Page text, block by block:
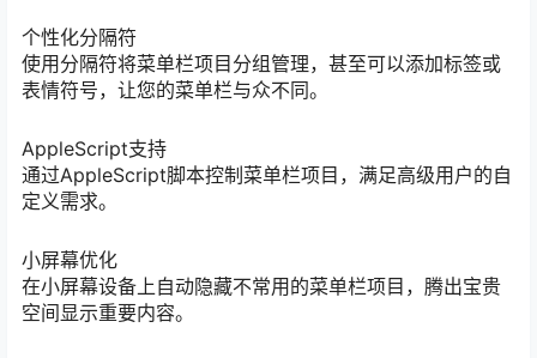
个性化分隔符
使用分隔符将菜单栏项目分组管理，甚至可以添加标签或
表情符号，让您的菜单栏与众不同。
AppleScript支持
通过AppleScript脚本控制菜单栏项目，满足高级用户的自
定义需求。
小屏幕优化
在小屏幕设备上自动隐藏不常用的菜单栏项目，腾出宝贵
空间显示重要内容。